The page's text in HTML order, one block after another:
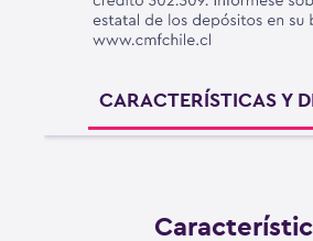
CARACTERÍSTICAS Y